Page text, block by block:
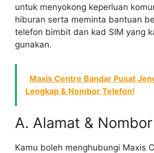
untuk menyokong keperluan
hiburan serta meminta bantuan
telefon bimbit dan kad SIM yang
gunakan.
Maxis Centre Bandar Pusat
Lengkap & Nombor Telefon!
A. Alamat &
Kamu boleh menghubungi Maxis